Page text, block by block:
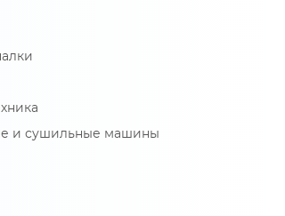
и сушильные машины